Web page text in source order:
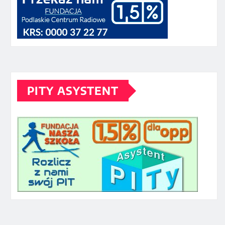
PITY ASYSTENT